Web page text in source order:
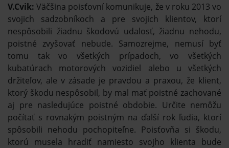
V.Cvik: Väčšina poisťovní komunikuje, že v roku 2013 vo
svojich sadzobníkoch a pre svojich klientov, ktorí
nespôsobili žiadnu škodovú udalosť, žiadnu nehodu,
poistné zvyšovať nebude. Samozrejme, nemusí byť
tomu tak vo všetkých prípadoch, vo všetkých
kubatúrach motorových vozidiel alebo u všetkých
držiteľov, ale v zásade je pravdou a praxou, že klient,
ktorý škodu nespôsobil, by mal mať poistné zachované
aj pre nasledujúce poistné obdobie. Určite nemôžu
počítať s rovnakým poistným na ďalší rok ľudia, ktorí
spôsobili nehodu pochopiteľne. Poisťovňa si škodu,
ktorú musela hradiť namiesto svojho klienta bude